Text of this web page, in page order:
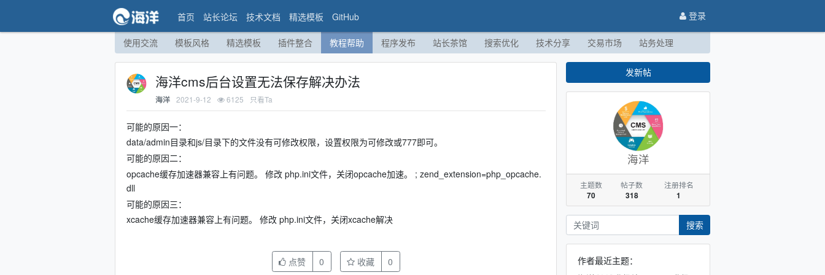
首页 站长论坛 技术文档 精选模板 GitHub 登录
使用交流 模板风格 精选模板 插件整合 教程帮助 程序发布 站长茶馆 搜索优化 技术分享 交易市场 站务处理
海洋cms后台设置无法保存解决办法
海洋 2021-9-12 6125 只看Ta
可能的原因一：
data/admin目录和js/目录下的文件没有可修改权限，设置权限为可修改或777即可。
可能的原因二：
opcache缓存加速器兼容上有问题。 修改 php.ini文件，关闭opcache加速。 ; zend_extension=php_opcache.
dll
可能的原因三：
xcache缓存加速器兼容上有问题。 修改 php.ini文件，关闭xcache解决
点赞 0 收藏 0
发新帖
海洋
主题数
70
帖子数
318
注册排名
1
搜索
作者最近主题：